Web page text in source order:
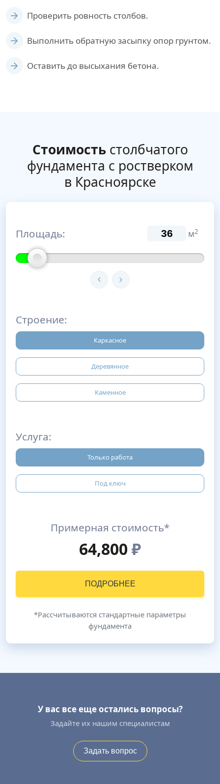
Проверить ровность столбов.
Выполнить обратную засыпку опор грунтом.
Оставить до высыхания бетона.
Стоимостьстолбчатого
фундамента с ростверком
в Красноярске
Площадь: м2
Строение:
Каркасное
Деревянное
Каменное
Услуга:
Только работа
Под ключ
Примерная стоимость*
64,800₽
ПОДРОБНЕЕ
*Рассчитываются стандартные параметры
фундамента
У вас все еще остались вопросы?
Задайте их нашим специалистам
Задать вопрос